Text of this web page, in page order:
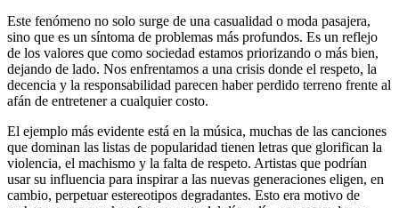
Este fenómeno no solo surge de una casualidad o moda pasajera,
sino que es un síntoma de problemas más profundos. Es un reflejo
de los valores que como sociedad estamos priorizando o más bien,
dejando de lado. Nos enfrentamos a una crisis donde el respeto, la
decencia y la responsabilidad parecen haber perdido terreno frente al
afán de entretener a cualquier costo.
El ejemplo más evidente está en la música, muchas de las canciones
que dominan las listas de popularidad tienen letras que glorifican la
violencia, el machismo y la falta de respeto. Artistas que podrían
usar su influencia para inspirar a las nuevas generaciones eligen, en
cambio, perpetuar estereotipos degradantes. Esto era motivo de